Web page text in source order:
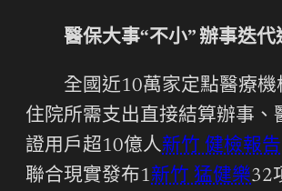
醫保大事“不小” 辦事迭代
全國近10萬家定點醫療機
住院所需支出直接結算辦事、
證用戶超10億人新竹 健檢報
聯合現實發布1新竹 猛健樂32